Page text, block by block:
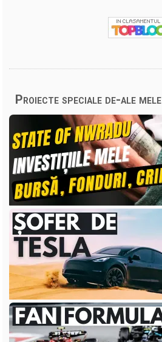
Proiecte speciale de-ale mele